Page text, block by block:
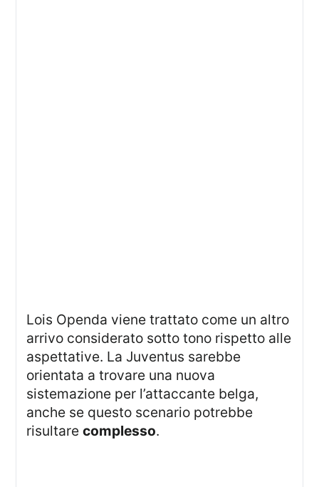
Lois Openda viene trattato come un altro
arrivo considerato sotto tono rispetto alle
aspettative. La Juventus sarebbe
orientata a trovare una nuova
sistemazione per l’attaccante belga,
anche se questo scenario potrebbe
risultarecomplesso.